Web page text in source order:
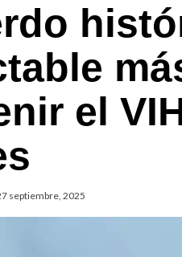
el
septiembre, 2025